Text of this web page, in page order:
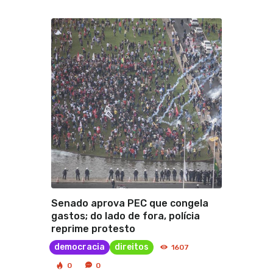
Senado aprova PEC que congela
gastos; do lado de fora, polícia
reprime protesto
democracia direitos 1607
0 0